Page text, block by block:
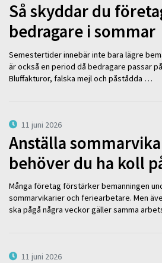
Så skyddar du
bedragare i sommar
Semestertider innebär inte bara lägre
är också en period då bedragare passar
Bluffakturor, falska mejl och påstådda …
11 juni 2026
Anställa
behöver du ha koll
Många företag förstärker bemanningen
sommarvikarier och feriearbetare. Men
ska pågå några veckor gäller samma
11 juni 2026